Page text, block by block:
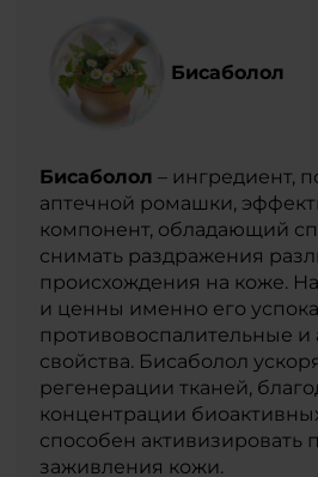
Бисаболол
Бисаболол – ингредиент,
аптечной ромашки,
компонент, обладающий
снимать раздражения
происхождения на коже.
и ценны именно его
противовоспалительные
свойства. Бисаболол
регенерации тканей,
концентрации
способен активизировать
заживления кожи.